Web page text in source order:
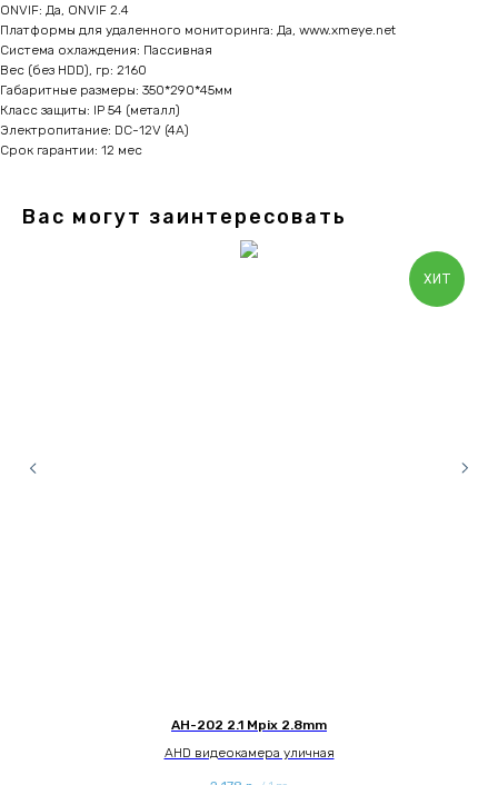
ONVIF: Да, ONVIF 2.4
Платформы для удаленного мониторинга: Да, www.xmeye.net
Система охлаждения: Пассивная
Вес (без HDD), гр: 2160
Габаритные размеры: 350*290*45мм
Класс защиты: IP 54 (металл)
Электропитание: DC-12V (4A)
Срок гарантии: 12 мес
Вас могут заинтересовать
ХИТ
AH-202 2.1 Mpix 2.8mm
AHD видеокамера уличная